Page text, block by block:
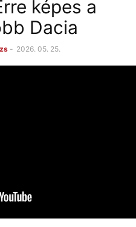
képes a
Dacia
- 2026. 05. 25.